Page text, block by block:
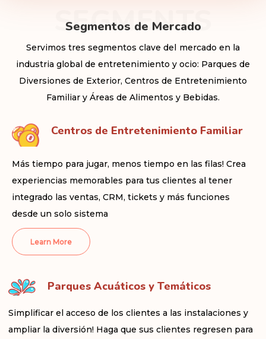
SEGMENTS
Segmentos de Mercado
Servimos tres segmentos clave del mercado en la
industria global de entretenimiento y ocio: Parques de
Diversiones de Exterior, Centros de Entretenimiento
Familiar y Áreas de Alimentos y Bebidas.
Centros de Entretenimiento Familiar
Más tiempo para jugar, menos tiempo en las filas! Crea
experiencias memorables para tus clientes al tener
integrado las ventas, CRM, tickets y más funciones
desde un solo sistema
Learn More
Parques Acuáticos y Temáticos
Simplificar el acceso de los clientes a las instalaciones y
ampliar la diversión! Haga que sus clientes regresen para